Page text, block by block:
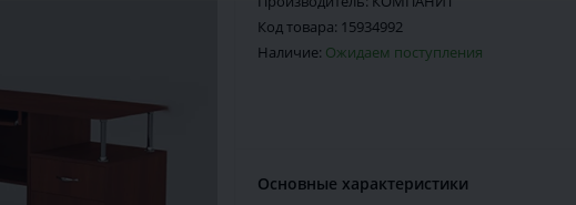
Код товара: 15934992
Наличие: Ожидаем поступления
Основные характеристики